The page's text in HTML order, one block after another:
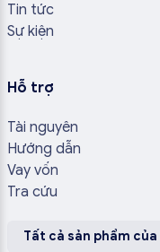
Tin tức
Sự kiện
Hỗ trợ
Tài nguyên
Hướng dẫn
Vay vốn
Tra cứu
Tất cả sản phẩm